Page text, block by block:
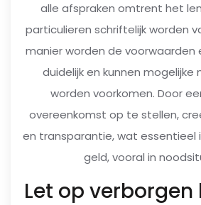
alle afspraken omtrent het
particulieren schriftelijk worden
manier worden de voorwaarden
duidelijk en kunnen mogelijke
worden voorkomen. Door
overeenkomst op te stellen,
en transparantie, wat essentieel
geld, vooral in
Let op verborgen